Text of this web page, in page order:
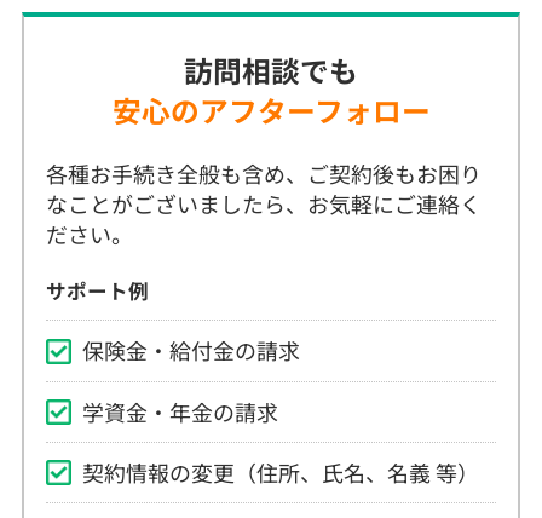
各種お手続き全般も含め、ご契約後もお困り
なことがございましたら、お気軽にご連絡く
ださい。
サポート例
保険金・給付金の請求
学資金・年金の請求
契約情報の変更（住所、氏名、名義 等）
支払い方法の変更（口座振替、クレジット
カード払い 等）